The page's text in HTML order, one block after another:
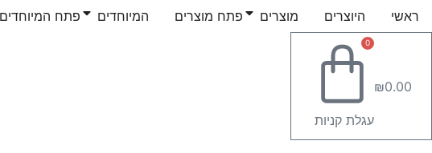
דלג
לתוכן
ראשי היוצרים מוצרים פתח מוצרים המיוחדים פתח המיוחדים
₪0.00
0
עגלת קניות